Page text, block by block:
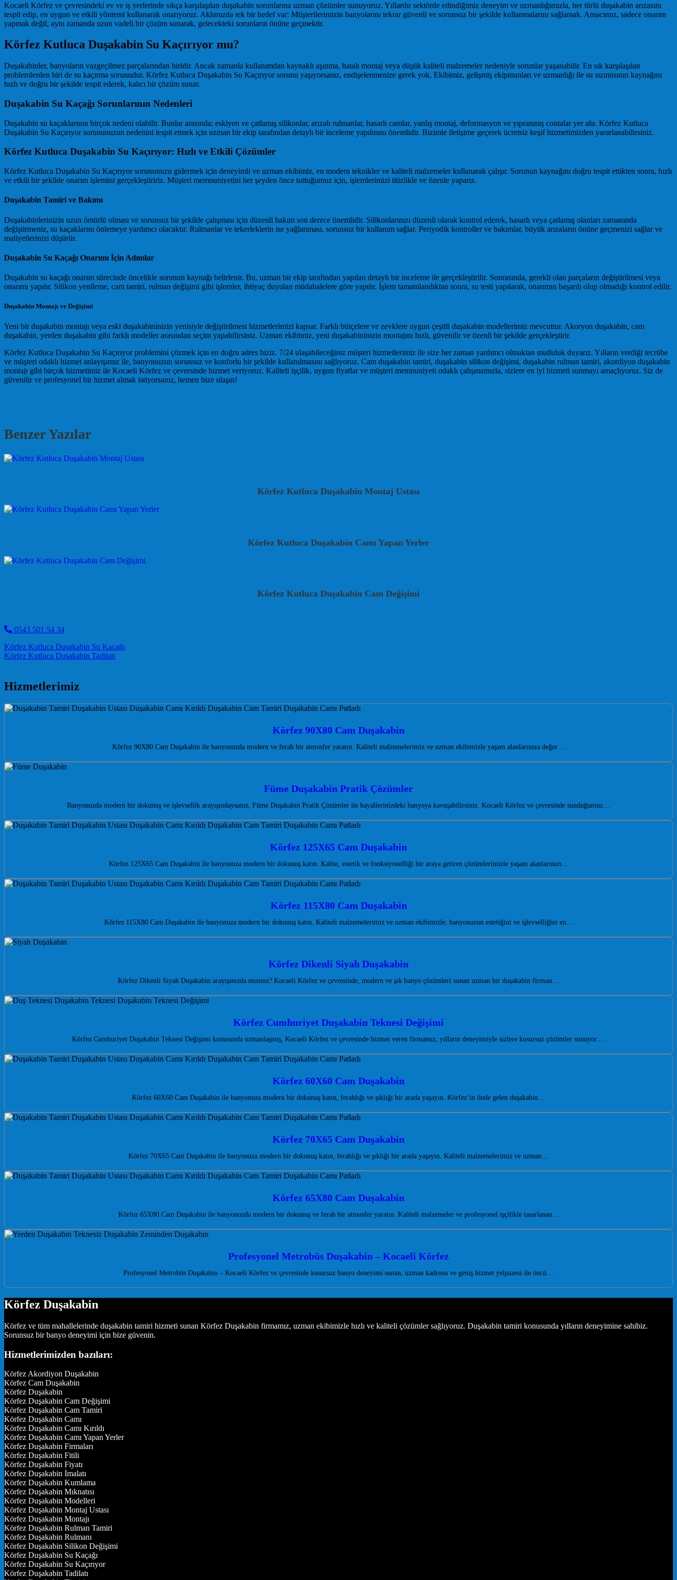
Kocaeli Körfez ve çevresindeki ev ve iş yerlerinde sıkça karşılaşılan duşakabin sorunlarına uzman çözümler sunuyoruz. Yıllardır sektörde edindiğimiz deneyim ve uzmanlığımızla, her türlü duşakabin arızasını
tespit edip, en uygun ve etkili yöntemi kullanarak onarıyoruz. Aklımızda tek bir hedef var: Müşterilerimizin banyolarını tekrar güvenli ve sorunsuz bir şekilde kullanmalarını sağlamak. Amacımız, sadece onarım
yapmak değil, aynı zamanda uzun vadeli bir çözüm sunarak, gelecekteki sorunların önüne geçmektir.
Körfez Kutluca Duşakabin Su Kaçırıyor mu?
Duşakabinler, banyoların vazgeçilmez parçalarından biridir. Ancak zamanla kullanımdan kaynaklı aşınma, hatalı montaj veya düşük kaliteli malzemeler nedeniyle sorunlar yaşanabilir. En sık karşılaşılan
problemlerden biri de su kaçırma sorunudur. Körfez Kutluca Duşakabin Su Kaçırıyor sorunu yaşıyorsanız, endişelenmenize gerek yok. Ekibimiz, gelişmiş ekipmanları ve uzmanlığı ile su sızıntısının kaynağını
hızlı ve doğru bir şekilde tespit ederek, kalıcı bir çözüm sunar.
Duşakabin Su Kaçağı Sorunlarının Nedenleri
Duşakabin su kaçaklarının birçok nedeni olabilir. Bunlar arasında; eskiyen ve çatlamış silikonlar, arızalı rulmanlar, hasarlı camlar, yanlış montaj, deformasyon ve yıpranmış contalar yer alır. Körfez Kutluca
Duşakabin Su Kaçırıyor sorununuzun nedenini tespit etmek için uzman bir ekip tarafından detaylı bir inceleme yapılması önemlidir. Bizimle iletişime geçerek ücretsiz keşif hizmetimizden yararlanabilirsiniz.
Körfez Kutluca Duşakabin Su Kaçırıyor: Hızlı ve Etkili Çözümler
Körfez Kutluca Duşakabin Su Kaçırıyor sorununuzu gidermek için deneyimli ve uzman ekibimiz, en modern teknikler ve kaliteli malzemeler kullanarak çalışır. Sorunun kaynağını doğru tespit ettikten sonra, hızlı
ve etkili bir şekilde onarım işlemini gerçekleştiririz. Müşteri memnuniyetini her şeyden önce tuttuğumuz için, işlemlerimizi titizlikle ve özenle yaparız.
Duşakabin Tamiri ve Bakımı
Duşakabinlerinizin uzun ömürlü olması ve sorunsuz bir şekilde çalışması için düzenli bakım son derece önemlidir. Silikonlarınızı düzenli olarak kontrol ederek, hasarlı veya çatlamış olanları zamanında
değiştirmeniz, su kaçaklarını önlemeye yardımcı olacaktır. Rulmanlar ve tekerleklerin ise yağlanması, sorunsuz bir kullanım sağlar. Periyodik kontroller ve bakımlar, büyük arızaların önüne geçmenizi sağlar ve
maliyetlerinizi düşürür.
Duşakabin Su Kaçağı Onarımı İçin Adımlar
Duşakabin su kaçağı onarım sürecinde öncelikle sorunun kaynağı belirlenir. Bu, uzman bir ekip tarafından yapılan detaylı bir inceleme ile gerçekleştirilir. Sonrasında, gerekli olan parçaların değiştirilmesi veya
onarımı yapılır. Silikon yenileme, cam tamiri, rulman değişimi gibi işlemler, ihtiyaç duyulan müdahalelere göre yapılır. İşlem tamamlandıktan sonra, su testi yapılarak, onarımın başarılı olup olmadığı kontrol edilir.
Duşakabin Montajı ve Değişimi
Yeni bir duşakabin montajı veya eski duşakabininizin yenisiyle değiştirilmesi hizmetlerimizi kapsar. Farklı bütçelere ve zevklere uygun çeşitli duşakabin modellerimiz mevcuttur. Akoryon duşakabin, cam
duşakabin, yerden duşakabin gibi farklı modeller arasından seçim yapabilirsiniz. Uzman ekibimiz, yeni duşakabininizin montajını hızlı, güvenilir ve özenli bir şekilde gerçekleştirir.
Körfez Kutluca Duşakabin Su Kaçırıyor problemini çözmek için en doğru adres biziz. 7/24 ulaşabileceğiniz müşteri hizmetlerimiz ile size her zaman yardımcı olmaktan mutluluk duyarız. Yılların verdiği tecrübe
ve müşteri odaklı hizmet anlayışımız ile, banyonuzun sorunsuz ve konforlu bir şekilde kullanılmasını sağlıyoruz. Cam duşakabin tamiri, duşakabin silikon değişimi, duşakabin rulman tamiri, akordiyon duşakabin
montajı gibi birçok hizmetimiz ile Kocaeli Körfez ve çevresinde hizmet veriyoruz. Kaliteli işçilik, uygun fiyatlar ve müşteri memnuniyeti odaklı çalışmamızla, sizlere en iyi hizmeti sunmayı amaçlıyoruz. Siz de
güvenilir ve profesyonel bir hizmet almak istiyorsanız, hemen bize ulaşın!
Benzer Yazılar
Körfez Kutluca Duşakabin Montaj Ustası
Körfez Kutluca Duşakabin Camı Yapan Yerler
Körfez Kutluca Duşakabin Cam Değişimi
0543 501 54 34
Post navigation
Körfez Kutluca Duşakabin Su Kaçağı
Körfez Kutluca Duşakabin Tadilatı
Hizmetlerimiz
Körfez 90X80 Cam Duşakabin
Körfez 90X80 Cam Duşakabin ile banyonuzda modern ve ferah bir atmosfer yaratın. Kaliteli malzemelerimiz ve uzman ekibimizle yaşam alanlarınıza değer…
Füme Duşakabin Pratik Çözümler
Banyonuzda modern bir dokunuş ve işlevsellik arayışındaysanız, Füme Duşakabin Pratik Çözümler ile hayallerinizdeki banyoya kavuşabilirsiniz. Kocaeli Körfez ve çevresinde sunduğumuz…
Körfez 125X65 Cam Duşakabin
Körfez 125X65 Cam Duşakabin ile banyonuza modern bir dokunuş katın. Kalite, estetik ve fonksiyonelliği bir araya getiren çözümlerimizle yaşam alanlarınızı…
Körfez 115X80 Cam Duşakabin
Körfez 115X80 Cam Duşakabin ile banyonuza modern bir dokunuş katın. Kaliteli malzemelerimiz ve uzman ekibimizle, banyonuzun estetiğini ve işlevselliğini en…
Körfez Dikenli Siyah Duşakabin
Körfez Dikenli Siyah Duşakabin arayışınızda mısınız? Kocaeli Körfez ve çevresinde, modern ve şık banyo çözümleri sunan uzman bir duşakabin firması…
Körfez Cumhuriyet Duşakabin Teknesi Değişimi
Körfez Cumhuriyet Duşakabin Teknesi Değişimi konusunda uzmanlaşmış, Kocaeli Körfez ve çevresinde hizmet veren firmamız, yılların deneyimiyle sizlere kusursuz çözümler sunuyor.…
Körfez 60X60 Cam Duşakabin
Körfez 60X60 Cam Duşakabin ile banyonuza modern bir dokunuş katın, ferahlığı ve şıklığı bir arada yaşayın. Körfez’in önde gelen duşakabin…
Körfez 70X65 Cam Duşakabin
Körfez 70X65 Cam Duşakabin ile banyonuza modern bir dokunuş katın, ferahlığı ve şıklığı bir arada yaşayın. Kaliteli malzemelerimiz ve uzman…
Körfez 65X80 Cam Duşakabin
Körfez 65X80 Cam Duşakabin ile banyonuzda modern bir dokunuş ve ferah bir atmosfer yaratın. Kaliteli malzemeler ve profesyonel işçilikle tasarlanan…
Profesyonel Metrobüs Duşakabin – Kocaeli Körfez
Profesyonel Metrobüs Duşakabin – Kocaeli Körfez ve çevresinde kusursuz banyo deneyimi sunan, uzman kadrosu ve geniş hizmet yelpazesi ile öncü…
Körfez Duşakabin
Körfez ve tüm mahallelerinde duşakabin tamiri hizmeti sunan Körfez Duşakabin firmamız, uzman ekibimizle hızlı ve kaliteli çözümler sağlıyoruz. Duşakabin tamiri konusunda yılların deneyimine sahibiz.
Sorunsuz bir banyo deneyimi için bize güvenin.
Hizmetlerimizden bazıları:
Körfez Akordiyon Duşakabin
Körfez Cam Duşakabin
Körfez Duşakabin
Körfez Duşakabin Cam Değişimi
Körfez Duşakabin Cam Tamiri
Körfez Duşakabin Camı
Körfez Duşakabin Camı Kırıldı
Körfez Duşakabin Camı Yapan Yerler
Körfez Duşakabin Firmaları
Körfez Duşakabin Fitili
Körfez Duşakabin Fiyatı
Körfez Duşakabin İmalatı
Körfez Duşakabin Kumlama
Körfez Duşakabin Mıknatısı
Körfez Duşakabin Modelleri
Körfez Duşakabin Montaj Ustası
Körfez Duşakabin Montajı
Körfez Duşakabin Rulman Tamiri
Körfez Duşakabin Rulmanı
Körfez Duşakabin Silikon Değişimi
Körfez Duşakabin Su Kaçağı
Körfez Duşakabin Su Kaçırıyor
Körfez Duşakabin Tadilatı